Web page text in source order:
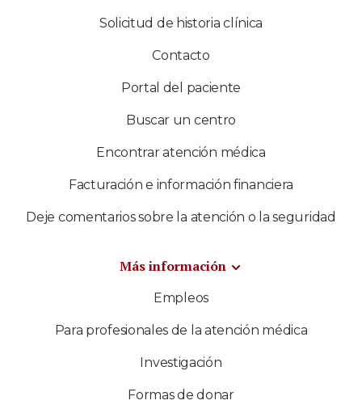
Solicitud de historia clínica
Contacto
Portal del paciente
Buscar un centro
Encontrar atención médica
Facturación e información financiera
Deje comentarios sobre la atención o la seguridad
Más información
Empleos
Para profesionales de la atención médica
Investigación
Formas de donar